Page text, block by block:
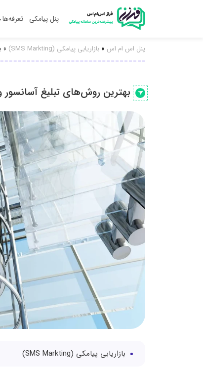
پنل پیامکی تعرفه‌ها
پنل اس ام اس » بازاریابی پیامکی (SMS Markting) »
بهترین روش‌های تبلیغ آسانسور و
بازاریابی پیامکی (SMS Markting)